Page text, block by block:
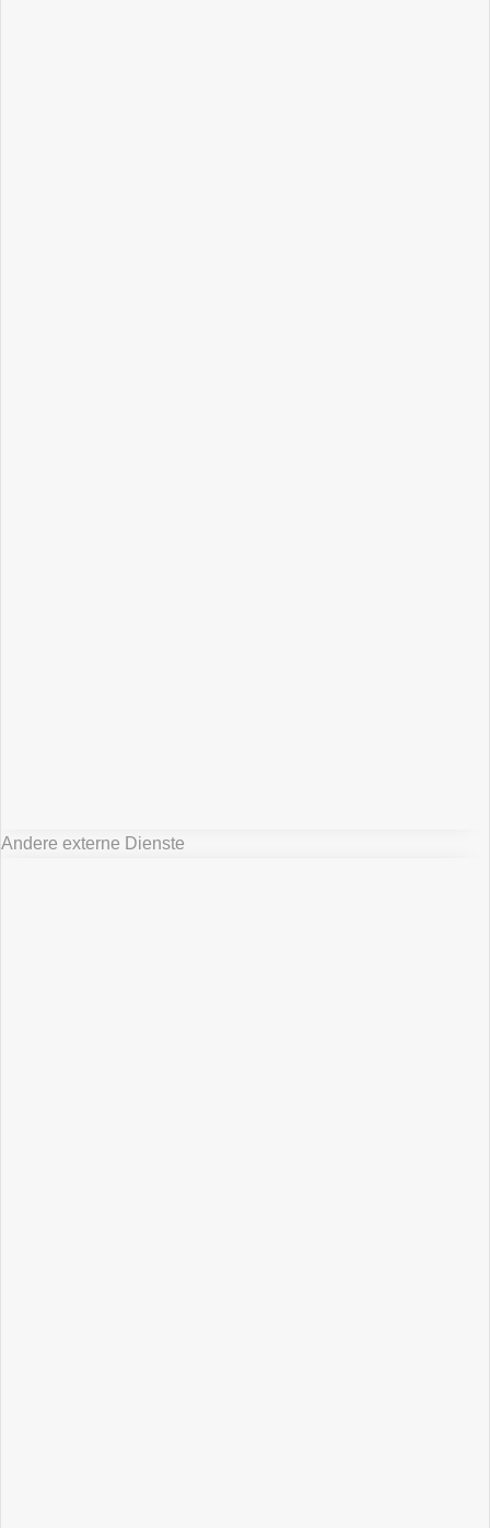
Andere externe Dienste